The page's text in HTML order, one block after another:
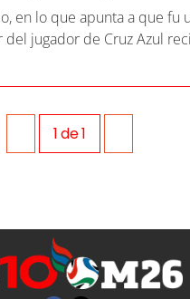
en lo que apunta a que fu
del jugador de Cruz Azul
1de1